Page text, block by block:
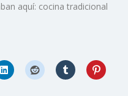
aquí: cocina tradicional